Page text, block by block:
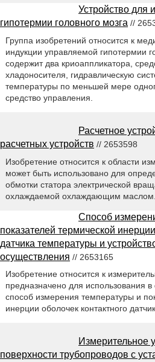
Устройство для
гипотермии головного мозга //
Группа изобретений относится к
индукции управляемой гипотермии
содержит два криоаппликатора,
хладоносителя, гидравлическую
температуры по меньшей мере
средство управления.
Расчетное
расчетных устройств // 2653598
Изобретение относится к области
может быть использовано для
обмотки статора электрической
охлаждаемой охлаждающим маслом.
Способ
показателей термической
датчика температуры и
осуществления // 2653165
Изобретение относится к
предназначено для использования
способ измерения температуры и
инерции оболочек контактного
Измерительное
поверхности трубопроводов с